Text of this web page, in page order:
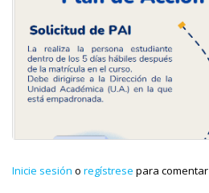
Inicie sesión o regístrese para comentar